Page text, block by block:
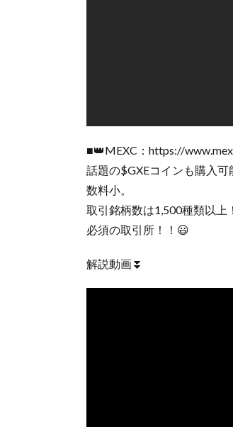
■👑MEXC：https://
話題の$GXEコインも購入
数料小。
取引銘柄数は1,500種類以上
必須の取引所！！😃
解説動画⏬